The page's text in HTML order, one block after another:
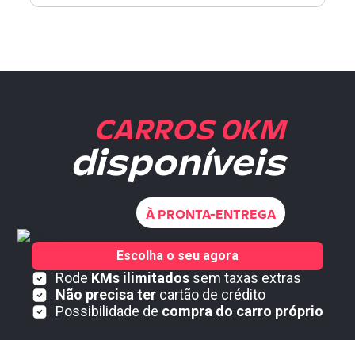
CARROS 0KM
disponíveis
À PRONTA-ENTREGA
Rode KMs ilimitados sem taxas extras
Não precisa ter cartão de crédito
Possibilidade de compra do carro próprio
Escolha o seu agora